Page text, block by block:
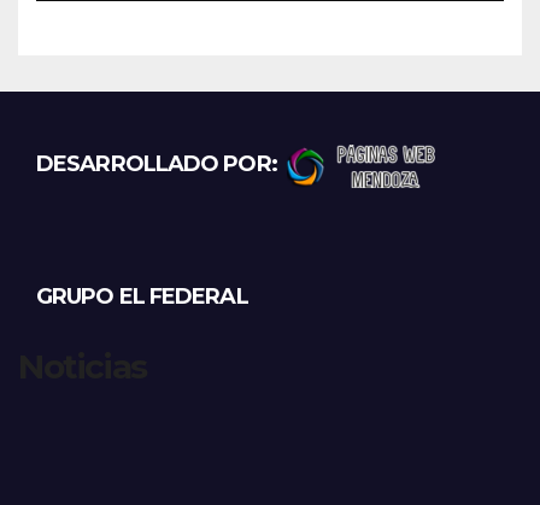
DESARROLLADO POR:
GRUPO EL FEDERAL